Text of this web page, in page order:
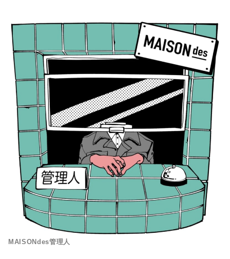
MAISONdes管理人